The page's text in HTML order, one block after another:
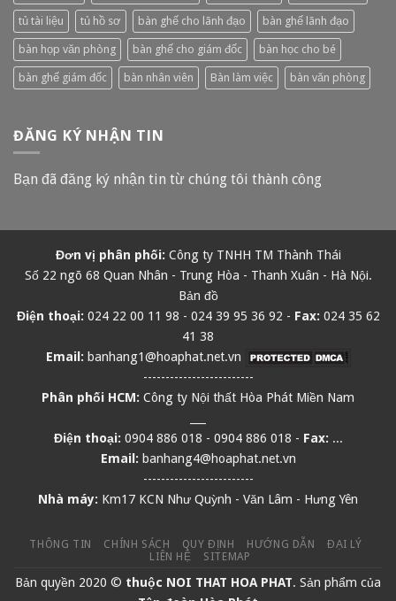
tủ tài liệu tủ hồ sơ bàn ghế cho lãnh đạo bàn ghế lãnh đạo
bàn họp văn phòng bàn ghế cho giám đốc bàn học cho bé
bàn ghế giám đốc bàn nhân viên Bàn làm việc bàn văn phòng
ĐĂNG KÝ NHẬN TIN
Bạn đã đăng ký nhận tin từ chúng tôi thành công
Đơn vị phân phối: Công ty TNHH TM Thành Thái
Số 22 ngõ 68 Quan Nhân - Trung Hòa - Thanh Xuân - Hà Nội.
Bản đồ
Điện thoại: 024 22 00 11 98 - 024 39 95 36 92 - Fax: 024 35 62
41 38
Email: banhang1@hoaphat.net.vn
-------------------------
Phân phối HCM: Công ty Nội thất Hòa Phát Miền Nam
Điện thoại: 0904 886 018 - 0904 886 018 - Fax: ...
Email: banhang4@hoaphat.net.vn
-------------------------
Nhà máy: Km17 KCN Như Quỳnh - Văn Lâm - Hưng Yên
THÔNG TIN CHÍNH SÁCH QUY ĐỊNH HƯỚNG DẪN
ĐẠI LÝ
LIÊN HỆ
SITEMAP
Bản quyền 2020 © thuộc NOI THAT HOA PHAT. Sản phẩm của